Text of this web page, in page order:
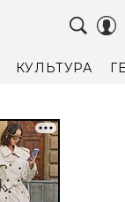
КУЛЬТУРА